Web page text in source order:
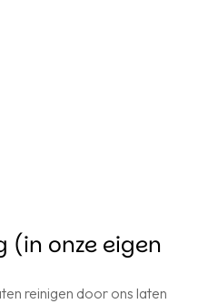
(in onze eigen
reinigen door ons laten